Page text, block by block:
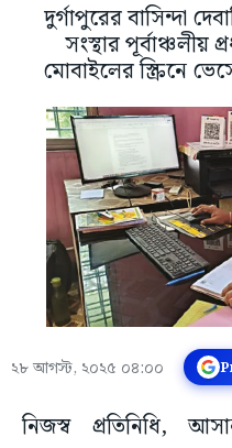
দুর্গাপুরের বাসিন্দা
সংস্থার পূর্বাঞ্চলীয়
মোবাইলের স্ক্রিনে
২৮ আগস্ট, ২০২৫ ০৪:০০
নিজস্ব প্রতিনিধি,